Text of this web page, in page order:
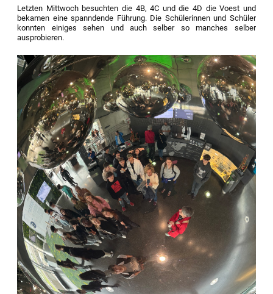
Letzten Mittwoch besuchten die 4B, 4C und die 4D die Voest und
bekamen eine spanndende Führung. Die Schülerinnen und Schüler
konnten einiges sehen und auch selber so manches selber
ausprobieren.